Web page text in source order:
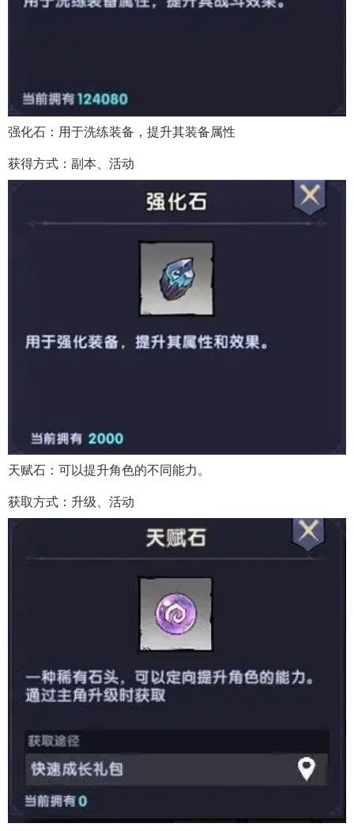
强化石：用于洗练装备，提升其装备属性
获得方式：副本、活动
天赋石：可以提升角色的不同能力。
获取方式：升级、活动